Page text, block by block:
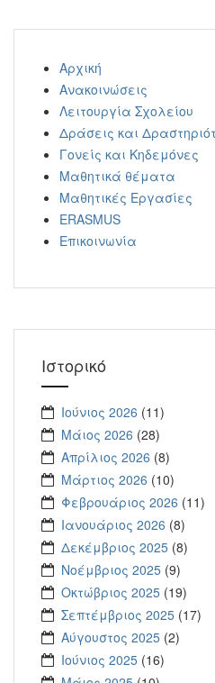
Αρχική
Ανακοινώσεις
Λειτουργία Σχολείου
Δράσεις και
Γονείς και Κηδεμόνες
Μαθητικά θέματα
Μαθητικές Εργασίες
ERASMUS
Επικοινωνία
Ιστορικό
Ιούνιος 2026 (11)
Μάιος 2026 (28)
Απρίλιος 2026 (8)
Μάρτιος 2026 (10)
Φεβρουάριος 2026 (11)
Ιανουάριος 2026 (8)
Δεκέμβριος 2025 (8)
Νοέμβριος 2025 (9)
Οκτώβριος 2025 (19)
Σεπτέμβριος 2025 (17)
Αύγουστος 2025 (2)
Ιούνιος 2025 (16)